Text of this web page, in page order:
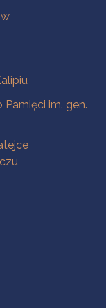
Pamięci im. gen.